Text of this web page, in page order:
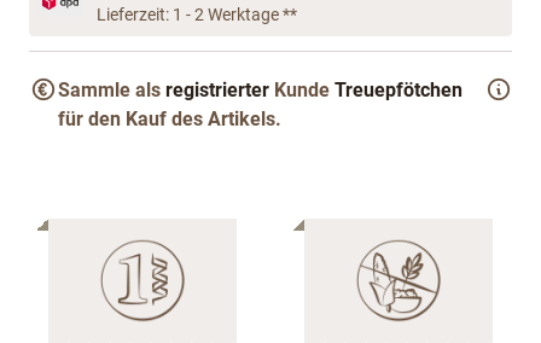
Lieferzeit: 1 - 2 Werktage **
Sammle als registrierterKunde Treuepfötchen
für den Kauf des Artikels.